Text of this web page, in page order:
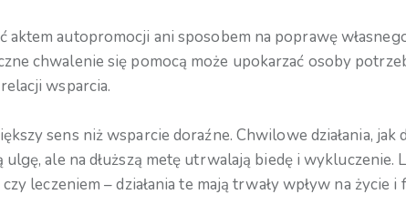
autopromocji ani sposobem na poprawę
chwalenie się pomocą może upokarzać osoby
wsparcia.
sens niż wsparcie doraźne. Chwilowe działania, jak
ale na dłuższą metę utrwalają biedę i wykluczenie.
leczeniem – działania te mają trwały wpływ na życie